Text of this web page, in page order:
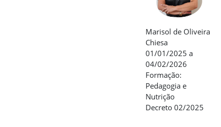
Marisol de Oliveira
Chiesa
01/01/2025 a
04/02/2026
Formação:
Pedagogia e
Nutrição
Decreto 02/2025